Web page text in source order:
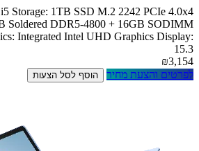
Storage: 1TB SSD M.2 2242 PCIe 4.0x4
Soldered DDR5-4800 + 16GB SODIMM
Integrated Intel UHD Graphics Display:
15.3
₪3,154
לפרטים והצעת מחיר
הוסף לסל הצעות